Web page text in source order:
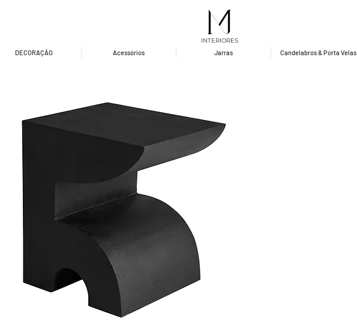
INTERIORES
DECORAÇÃO Acessórios Jarras Candelabros & Porta Velas